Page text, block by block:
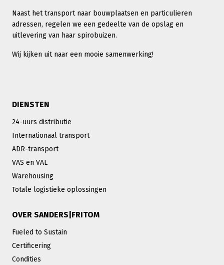
Naast het transport naar bouwplaatsen en particulieren
adressen, regelen we een gedeelte van de opslag en
uitlevering van haar spirobuizen.
Wij kijken uit naar een mooie samenwerking!
DIENSTEN
24-uurs distributie
Internationaal transport
ADR-transport
VAS en VAL
Warehousing
Totale logistieke oplossingen
OVER SANDERS|FRITOM
Fueled to Sustain
Certificering
Condities